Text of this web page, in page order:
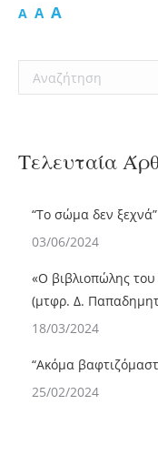
A A A
Search:
Τελευταία
“Το σώμα δεν
03/06/2024
«Ο βιβλιoπώλης
(μτφρ. Δ.
18/03/2024
“Ακόμα
25/02/2024